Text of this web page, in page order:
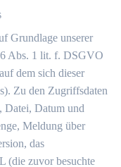
Grundlage unserer
6 Abs. 1 lit. f. DSGVO
dem sich dieser
Zu den Zugriffsdaten
Datei, Datum und
Meldung über
das
(die zuvor besuchte